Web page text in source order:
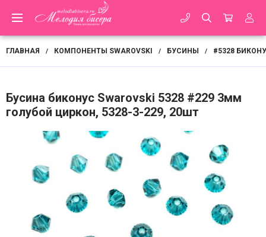
ГЛАВНАЯ / КОМПОНЕНТЫ SWAROVSKI / БУСИНЫ / #5328
Бусина биконус Swarovski 5328 #229 3мм
голубой циркон, 5328-3-229, 20шт